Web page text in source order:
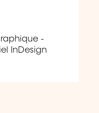
-
InDesign